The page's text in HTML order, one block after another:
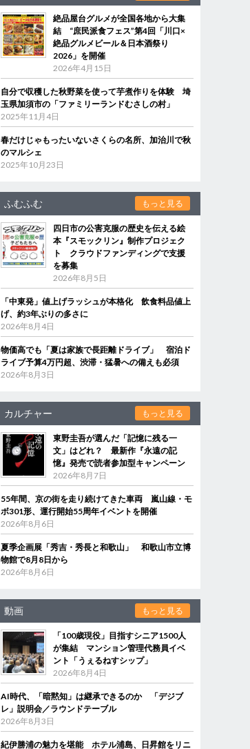
絶品屋台グルメが全国各地から大集
結 “庶民派食フェス”第4回「川口×
絶品グルメビール＆日本酒祭り
2026」を開催
2026年4月15日
自分で収穫した秋野菜を使って芋煮作りを体験 埼
玉県加須市の「ファミリーランドむさしの村」
2025年11月4日
春だけじゃもったいないさくらの名所、加治川で秋
のマルシェ
2025年10月23日
ふむふむ もっと見る
四日市の公害克服の歴史を伝える絵
本『スモックリン』制作プロジェク
ト クラウドファンディングで支援
を募集
2026年8月5日
「中東発」値上げラッシュが本格化 飲食料品値上
げ、約3年ぶりの多さに
2026年8月4日
物価高でも「夏は家族で長距離ドライブ」 宿泊ド
ライブ予算4万円超、渋滞・猛暑への備えも必須
2026年8月3日
カルチャー もっと見る
東野圭吾が選んだ「記憶に残る一
文」はどれ？ 最新作『永遠の記
憶』発売で読者参加型キャンペーン
2026年8月7日
55年間、京の街を走り続けてきた車両 嵐山線・モ
ボ301形、運行開始55周年イベントを開催
2026年8月6日
夏季企画展「秀吉・秀長と和歌山」 和歌山市立博
物館で8月8日から
2026年8月6日
動画 もっと見る
「100歳現役」目指すシニア1500人
が集結 マンション管理代務員イベ
ント「うぇるねすシップ」
2026年8月4日
AI時代、「暗黙知」は継承できるのか 「デジブ
レ」説明会／ラウンドテーブル
2026年8月3日
紀伊勝浦の魅力を堪能 ホテル浦島、日昇館をリニ